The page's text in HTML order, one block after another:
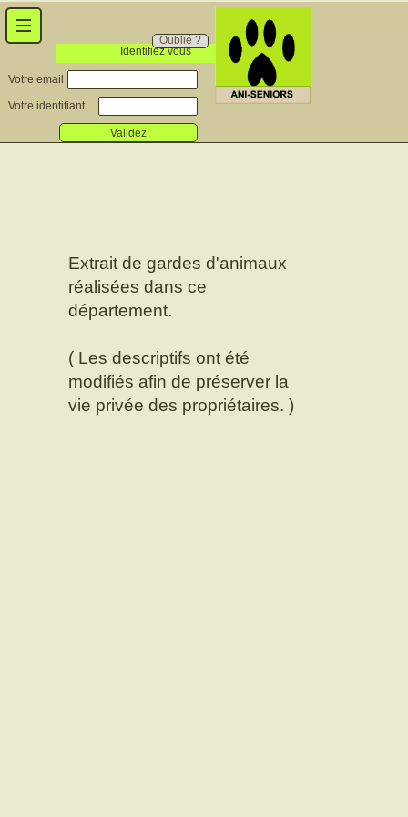
Identifiez vous
Oublié ?
Votre email
Votre identifiant
Validez
Extrait de gardes d'animaux
réalisées dans ce
département.
( Les descriptifs ont été
modifiés afin de préserver la
vie privée des propriétaires. )